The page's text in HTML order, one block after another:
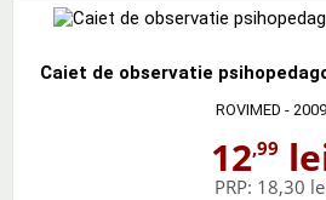
Caiet de observatie
ROVIMED - 2009
12,99
PRP: 18,30